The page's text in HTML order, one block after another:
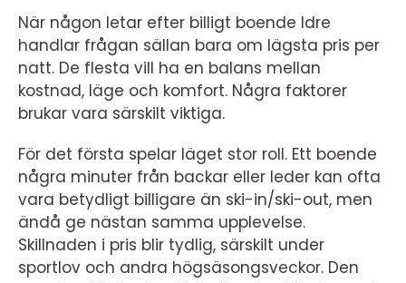
När någon letar efter billigt boende Idre
handlar frågan sällan bara om lägsta pris per
natt. De flesta vill ha en balans mellan
kostnad, läge och komfort. Några faktorer
brukar vara särskilt viktiga.
För det första spelar läget stor roll. Ett boende
några minuter från backar eller leder kan ofta
vara betydligt billigare än ski-in/ski-out, men
ändå ge nästan samma upplevelse.
Skillnaden i pris blir tydlig, särskilt under
sportlov och andra högsäsongsveckor. Den